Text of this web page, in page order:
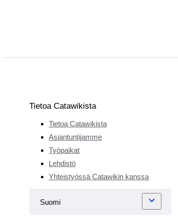
Tietoa Catawikista
Tietoa Catawikista
Asiantuntijamme
Työpaikat
Lehdistö
Yhteistyössä Catawikin kanssa